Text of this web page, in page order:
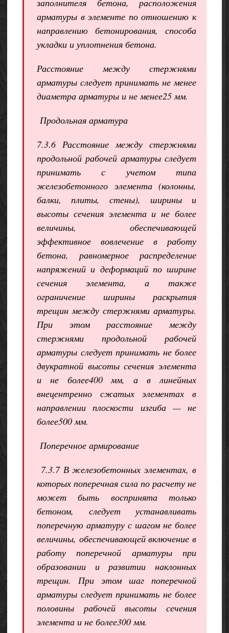
заполнителя бетона, расположения
арматуры в элементе по отношению к
направлению бетонирования, способа
укладки и уплотнения бетона.
Расстояние между стержнями
арматуры следует принимать не менее
диаметра арматуры и не менее25 мм.
Продольная арматура
7.3.6 Расстояние между стержнями
продольной рабочей арматуры следует
принимать с учетом типа
железобетонного элемента (колонны,
балки, плиты, стены), ширины и
высоты сечения элемента и не более
величины, обеспечивающей
эффективное вовлечение в работу
бетона, равномерное распределение
напряжений и деформаций по ширине
сечения элемента, а также
ограничение ширины раскрытия
трещин между стержнями арматуры.
При этом расстояние между
стержнями продольной рабочей
арматуры следует принимать не более
двукратной высоты сечения элемента
и не более400 мм, а в линейных
внецентренно сжатых элементах в
направлении плоскости изгиба — не
более500 мм.
Поперечное армирование
7.3.7 В железобетонных элементах, в
которых поперечная сила по расчету не
может быть воспринята только
бетоном, следует устанавливать
поперечную арматуру с шагом не более
величины, обеспечивающей включение в
работу поперечной арматуры при
образовании и развитии наклонных
трещин. При этом шаг поперечной
арматуры следует принимать не более
половины рабочей высоты сечения
элемента и не более300 мм.